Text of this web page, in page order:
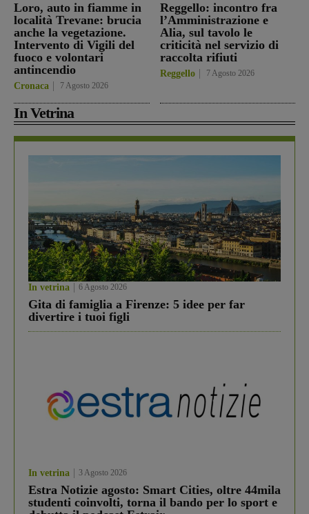
Loro, auto in fiamme in
località Trevane: brucia
anche la vegetazione.
Intervento di Vigili del
fuoco e volontari
antincendio
Cronaca 7 Agosto 2026
Reggello: incontro fra
l’Amministrazione e
Alia, sul tavolo le
criticità nel servizio di
raccolta rifiuti
Reggello 7 Agosto 2026
In Vetrina
In vetrina 6 Agosto 2026
Gita di famiglia a Firenze: 5 idee per far
divertire i tuoi figli
In vetrina 3 Agosto 2026
Estra Notizie agosto: Smart Cities, oltre 44mila
studenti coinvolti, torna il bando per lo sport e